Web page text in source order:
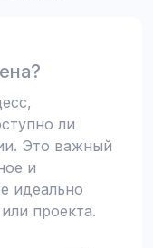
ли
Это важный
и
идеально
проекта.